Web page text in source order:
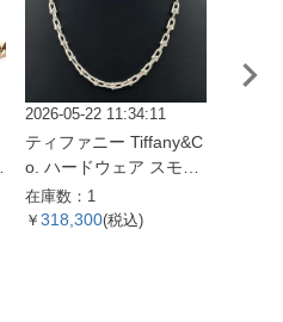
2026-05-22 11:34:11
ティファニー Tiffany&C
o. ハードウェア スモー
ルリンク ネックレス 60
153093 SV925 42.4g シ
在庫数：1
￥ 318,300(税込)